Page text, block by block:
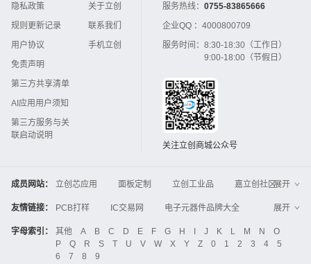
隐私政策
规则更新记录
用户协议
免责声明
第三方共享清单
AI应用用户须知
第三方服务与关
联启动说明
关于立创
联系我们
手机立创
服务热线： 0755-83865666
企业QQ ： 4000800709
服务时间： 8:30-18:30（工作日）
9:00-18:00（节假日）
关注立创商城公众号
成员网站： 立创芯应用 面板定制 立创工业品
嘉立创社区
3D打印
嘉立创FPC 嘉立创PCB
嘉立创FA
Global Website LCSC
ZXHPCB
展开
友情链接： PCB打样 IC交易网
电子元器件品牌大全
中国IC网
智能电网 机电设备
电子工程网
晶振
电子技术应用 21icsearch
电子展
展开
字母索引： 其他 A B C D E F G H I J K L M N
O
P
Q R S T U V W X Y Z 0 1 2 3 4
5
6
7 8 9